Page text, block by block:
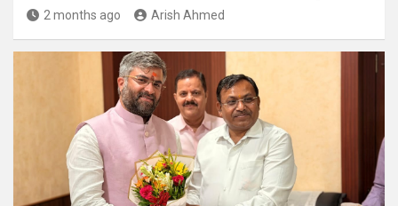
2 months ago Arish Ahmed